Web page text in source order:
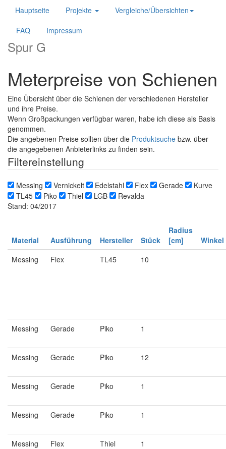
Hauptseite Projekte
Vergleiche/Übersichten
FAQ
Impressum
Spur G
Meterpreise von Schienen
Eine Übersicht über die Schienen der verschiedenen Hersteller
und ihre Preise.
Wenn Großpackungen verfügbar waren, habe ich diese als Basis
genommen.
Die angebenen Preise sollten über die Produktsuche bzw. über
die angegebenen Anbieterlinks zu finden sein.
Filtereinstellung
Messing Vernickelt Edelstahl Flex Gerade
Kurve
TL45
Piko Thiel LGB
Revalda
Stand: 04/2017
Material Ausführung Hersteller Stück
Radius
[cm]
Winkel
Messing
Flex TL45 10
Messing Gerade Piko 1
Messing Gerade Piko 12
Messing Gerade Piko 1
Messing Gerade Piko 1
Messing Flex Thiel 1